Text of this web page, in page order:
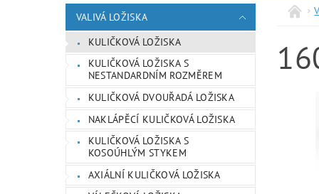
PODMÍNKY OCHRANY OSOBNÍCH ÚDAJŮ
VALIVÁ LOŽISKA
KULIČKOVÁ LOŽISKA
KULIČKOVÁ LOŽISKA S
NESTANDARDNÍM ROZMĚREM
KULIČKOVÁ DVOUŘADÁ LOŽISKA
NAKLÁPĚCÍ KULIČKOVÁ LOŽISKA
KULIČKOVÁ LOŽISKA S
KOSOÚHLÝM STYKEM
AXIÁLNÍ KULIČKOVÁ LOŽISKA